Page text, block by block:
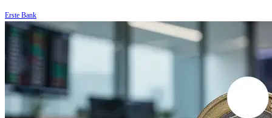
Erste Bank